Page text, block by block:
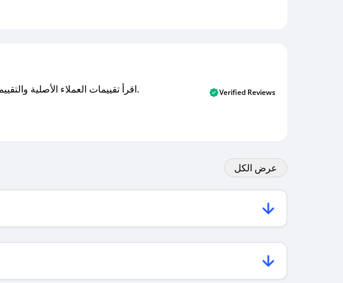
اقرأ تقييمات العملاء الأصلية والتقييمات من المشترين المتحققين. اكتشف ما يعتقده المستخدمون الحقيقيون حول خدمتنا وتعلم من تجاربهم. Verified Reviews
عرض الكل